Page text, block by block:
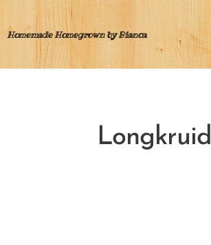
Homemade Homegrown by Bianca
Longkruid